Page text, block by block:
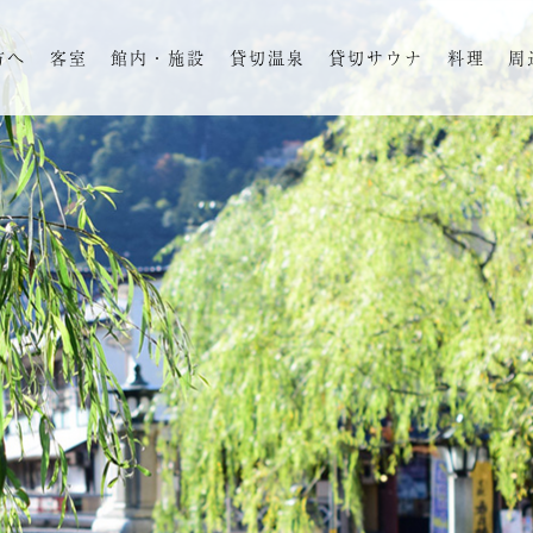
へ 客室 館内・施設 貸切温泉 貸切サウナ 料理 周